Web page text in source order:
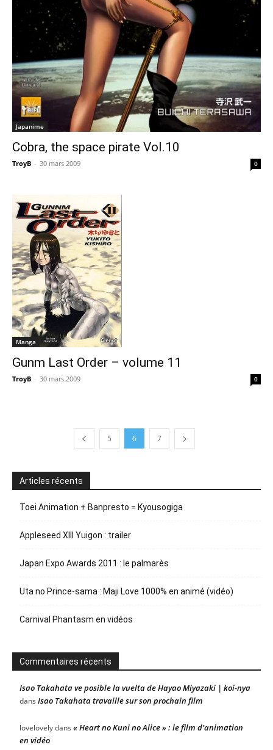
Japanime
Cobra, the space pirate Vol.10
TroyB - 30 mars 2009 0
Manga
Gunm Last Order – volume 11
TroyB - 30 mars 2009 0
5 6 7
Articles récents
Toei Animation + Banpresto = Kyousogiga
Appleseed XIII Yuigon : trailer
Japan Expo Awards 2011 : le palmarès
Uta no Prince-sama : Maji Love 1000% en animé (vidéo)
Carnival Phantasm en vidéos
Commentaires récents
Isao Takahata ve posible la vuelta de Hayao Miyazaki | koi-nya
dans Isao Takahata travaille sur son prochain film
lovelovelydans « Heart no Kuni no Alice » : le film d’animation
en vidéo